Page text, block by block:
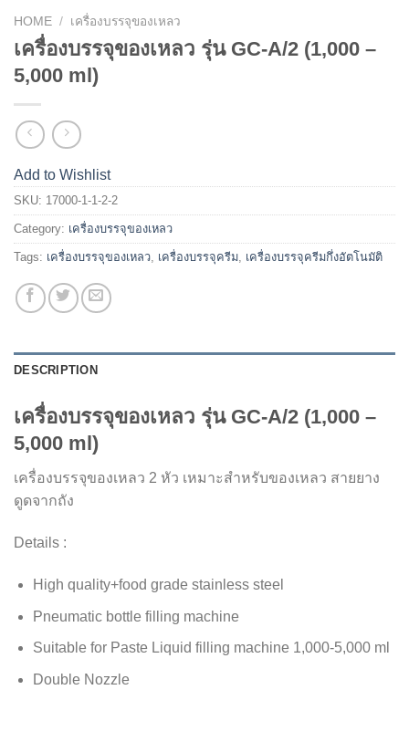
HOME / เครื่องบรรจุของเหลว
เครื่องบรรจุของเหลว รุ่น GC-A/2 (1,000 –
5,000 ml)
Add to Wishlist
SKU: 17000-1-1-2-2
Category: เครื่องบรรจุของเหลว
Tags: เครื่องบรรจุของเหลว, เครื่องบรรจุครีม, เครื่องบรรจุครีมกึ่งอัตโนมัติ
DESCRIPTION
เครื่องบรรจุของเหลว รุ่น GC-A/2 (1,000 –
5,000 ml)
เครื่องบรรจุของเหลว 2 หัว เหมาะสำหรับของเหลว สายยาง
ดูดจากถัง
Details :
High quality+food grade stainless steel
Pneumatic bottle filling machine
Suitable for Paste Liquid filling machine 1,000-5,000 ml
Double Nozzle